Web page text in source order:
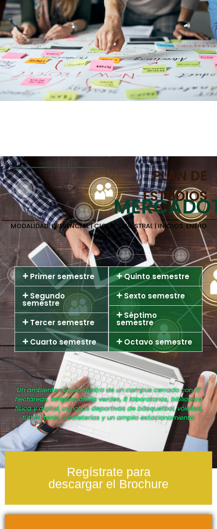
PLAN DE
ESTUDIOS
MODALIDAD: PRESENCIAL | CICLO: SEMESTRAL | INICIOS: ENERO
Y AGOSTO
Primer semestre
Segundo
semestre
Tercer semestre
Cuarto semestre
Quinto semestre
Sexto semestre
Séptimo
semestre
Octavo semestre
Un ambiente seguro dentro de un campus cerrado con 17
hectáreas, amplias áreas verdes, 8 laboratorios, biblioteca
física y digital, canchas deportivas de básquetbol, vóleibol,
fútbol, tenis, 3 cafeterías y un amplio estacionamiento.
Regístrate para
descargar el Brochure